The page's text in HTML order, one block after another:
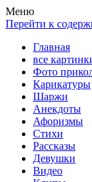
Весела хата —
Покажем всем
Меню
Перейти к
Главная
все
Фото
Карикатуры
Шаржи
Анекдоты
Афоризмы
Стихи
Рассказы
Девушки
Видео